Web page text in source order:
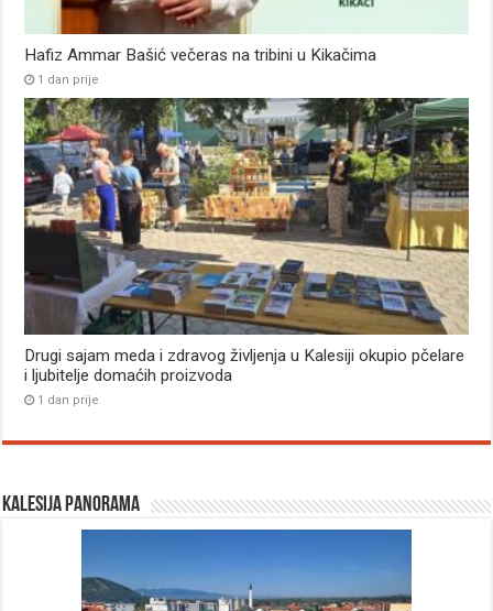
Hafiz Ammar Bašić večeras na tribini u Kikačima
1 dan prije
Drugi sajam meda i zdravog življenja u Kalesiji okupio pčelare
i ljubitelje domaćih proizvoda
1 dan prije
Kalesija panorama